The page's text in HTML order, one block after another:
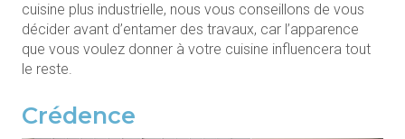
cuisine plus industrielle, nous vous conseillons de vous
décider avant d’entamer des travaux, car l’apparence
que vous voulez donner à votre cuisine influencera tout
le reste.
Crédence